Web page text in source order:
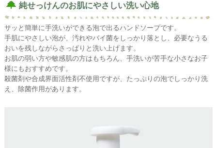
純せっけんのお肌にやさしい洗い心地
サッと簡単に手洗いができる泡で出るハンドソープです。
手肌にやさしい泡が、汚れやバイ菌をしっかり落とし、必要なうる
おいを残しながらさっぱりと洗い上げます。
お肌の弱い方や敏感肌の方はもちろん、手洗いが苦手な小さなお子
様にもおすすめです。
殺菌剤や合成界面活性剤不使用ですが、たっぷりの泡でしっかり洗
え、除菌作用があります。